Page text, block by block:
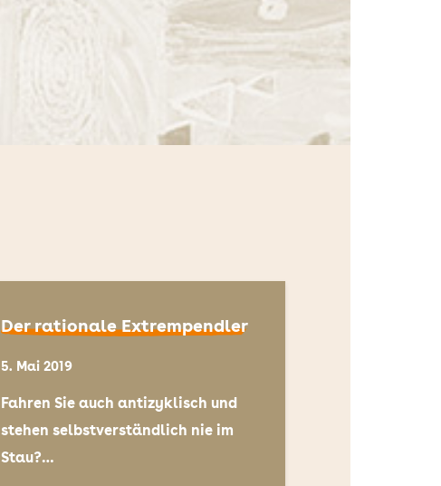
Der rationale Extrempendler
5. Mai 2019
Fahren Sie auch antizyklisch und
stehen selbstverständlich nie im
Stau?…